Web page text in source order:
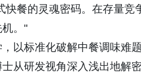
快餐的灵魂密码。在存量
。"
以标准化破解中餐调味难
从研发视角深入浅出地解